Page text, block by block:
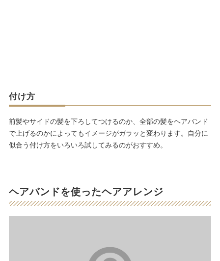
付け方
前髪やサイドの髪を下ろしてつけるのか、全部の髪をヘアバンド
で上げるのかによってもイメージがガラッと変わります。自分に
似合う付け方をいろいろ試してみるのがおすすめ。
ヘアバンドを使ったヘアアレンジ